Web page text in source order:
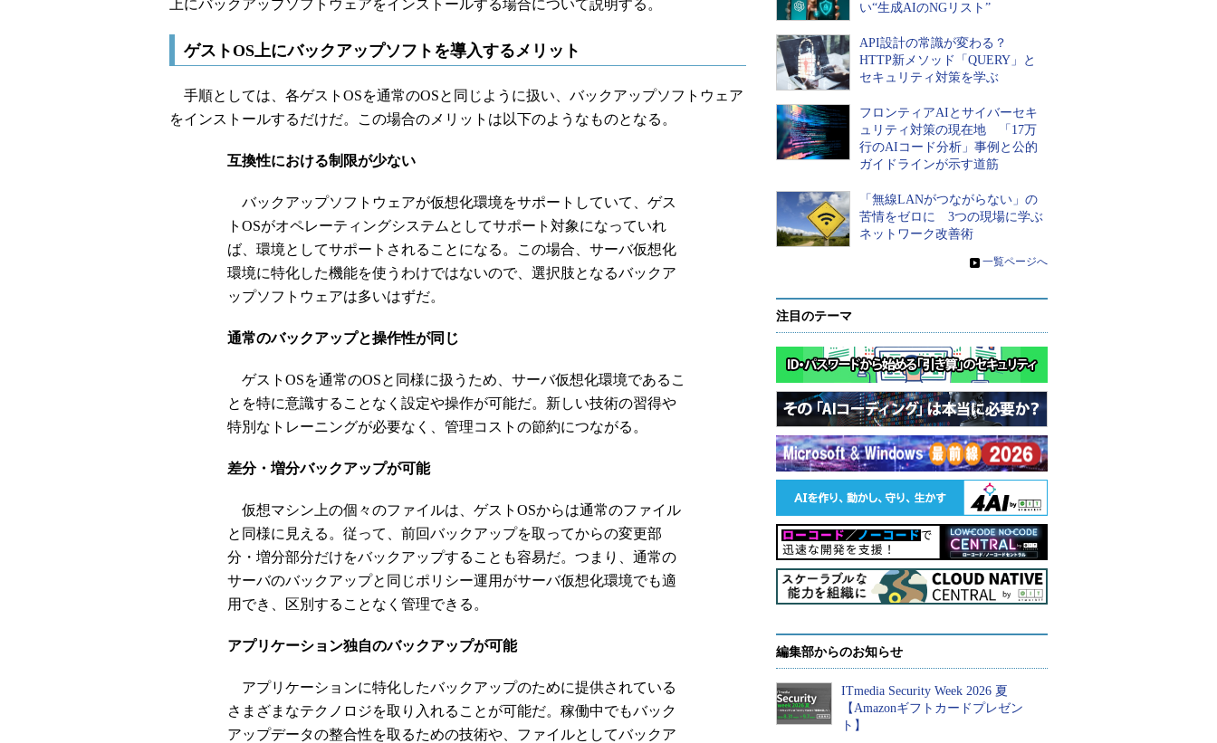
上にバックアップソフトウェアをインストールする場合について説明する。
ゲストOS上にバックアップソフトを導入するメリット
手順としては、各ゲストOSを通常のOSと同じように扱い、バックアップソフトウェア
をインストールするだけだ。この場合のメリットは以下のようなものとなる。
互換性における制限が少ない
バックアップソフトウェアが仮想化環境をサポートしていて、ゲス
トOSがオペレーティングシステムとしてサポート対象になっていれ
ば、環境としてサポートされることになる。この場合、サーバ仮想化
環境に特化した機能を使うわけではないので、選択肢となるバックア
ップソフトウェアは多いはずだ。
通常のバックアップと操作性が同じ
ゲストOSを通常のOSと同様に扱うため、サーバ仮想化環境であるこ
とを特に意識することなく設定や操作が可能だ。新しい技術の習得や
特別なトレーニングが必要なく、管理コストの節約につながる。
差分・増分バックアップが可能
仮想マシン上の個々のファイルは、ゲストOSからは通常のファイル
と同様に見える。従って、前回バックアップを取ってからの変更部
分・増分部分だけをバックアップすることも容易だ。つまり、通常の
サーバのバックアップと同じポリシー運用がサーバ仮想化環境でも適
用でき、区別することなく管理できる。
アプリケーション独自のバックアップが可能
アプリケーションに特化したバックアップのために提供されている
さまざまなテクノロジを取り入れることが可能だ。稼働中でもバック
アップデータの整合性を取るための技術や、ファイルとしてバックア
い“生成AIのNGリスト”
API設計の常識が変わる？
HTTP新メソッド「QUERY」と
セキュリティ対策を学ぶ
フロンティアAIとサイバーセキ
ュリティ対策の現在地 「17万
行のAIコード分析」事例と公的
ガイドラインが示す道筋
「無線LANがつながらない」の
苦情をゼロに 3つの現場に学ぶ
ネットワーク改善術
» 一覧ページへ
注目のテーマ
編集部からのお知らせ
ITmedia Security Week 2026 夏
【Amazonギフトカードプレゼン
ト】